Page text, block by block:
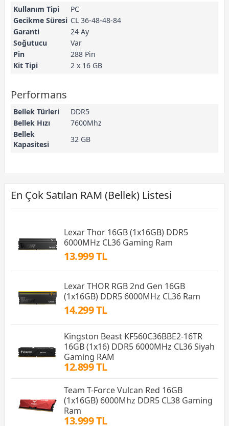
Kullanım Tipi
PC
Gecikme Süresi
CL 36-48-48-84
Garanti
24 Ay
Soğutucu
Var
Pin
288 Pin
Kit Tipi
2 x 16 GB
Performans
Bellek Türleri
DDR5
Bellek Hızı
7600Mhz
Bellek
Kapasitesi
32 GB
En Çok Satılan RAM (Bellek) Listesi
Lexar Thor 16GB (1x16GB) DDR5
6000MHz CL36 Gaming Ram
13.999 TL
Lexar THOR RGB 2nd Gen 16GB
(1x16GB) DDR5 6000MHz CL36 Ram
14.299 TL
Kingston Beast KF560C36BBE2-16TR
16GB (1x16) DDR5 6000MHz CL36 Siyah
Gaming RAM
12.899 TL
Team T-Force Vulcan Red 16GB
(1x16GB) 6000Mhz DDR5 CL38 Gaming
Ram
13.999 TL